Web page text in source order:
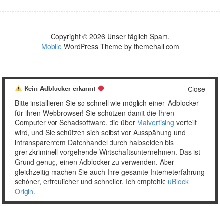
Copyright © 2026 Unser täglich Spam.
MobileWordPress Theme by themehall.com
Close
Kein Adblocker erkannt
Bitte installieren Sie so schnell wie möglich einen Adblocker
für ihren Webbrowser! Sie schützen damit die Ihren
Computer vor Schadsoftware, die über Malvertising verteilt
wird, und Sie schützen sich selbst vor Ausspähung und
intransparentem Datenhandel durch halbseiden bis
grenzkriminell vorgehende Wirtschaftsunternehmen. Das ist
Grund genug, einen Adblocker zu verwenden. Aber
gleichzeitig machen Sie auch Ihre gesamte Interneterfahrung
schöner, erfreulicher und schneller. Ich empfehle uBlock
Origin.